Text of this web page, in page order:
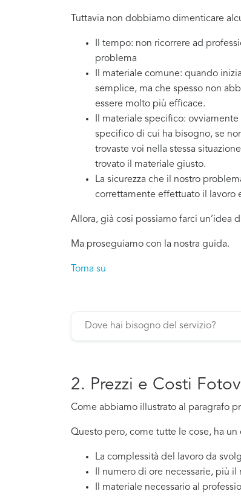
Tuttavia non dobbiamo dimenticare
Il tempo: non ricorrere ad
problema
Il materiale comune: quando
semplice, ma che spesso non
essere molto più efficace.
Il materiale specifico:
specifico di cui ha bisogno, se
trovaste voi nella stessa
trovato il materiale giusto.
La sicurezza che il nostro
correttamente effettuato il lavoro
Allora, già cosi possiamo farci
Ma proseguiamo con la nostra guida.
Torna su
2. Prezzi e Costi
Come abbiamo illustrato al paragrafo
Questo pero, come tutte le cose, ha
La complessità del lavoro da
Il numero di ore necessarie, più
Il materiale necessario al